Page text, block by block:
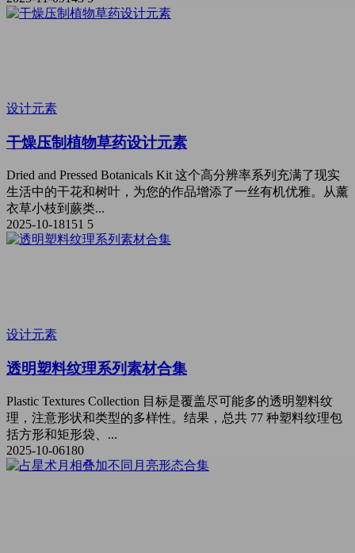
设计元素
干燥压制植物草药设计元素
Dried and Pressed Botanicals Kit 这个高分辨率系列充满了现实
生活中的干花和树叶，为您的作品增添了一丝有机优雅。从薰
衣草小枝到蕨类...
2025-10-18151 5
设计元素
透明塑料纹理系列素材合集
Plastic Textures Collection 目标是覆盖尽可能多的透明塑料纹
理，注意形状和类型的多样性。结果，总共 77 种塑料纹理包
括方形和矩形袋、...
2025-10-06180